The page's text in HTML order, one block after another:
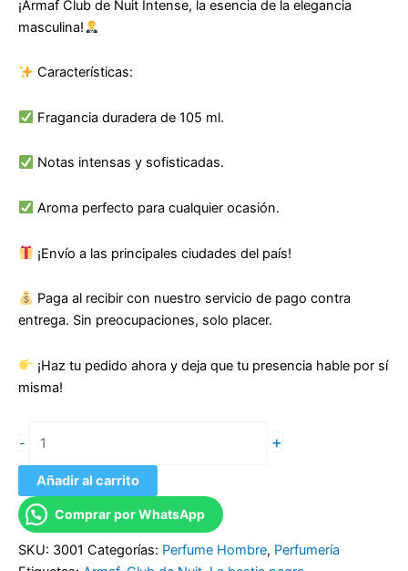
¡Armaf Club de Nuit Intense, la esencia de la elegancia
masculina!
Características:
Fragancia duradera de 105 ml.
Notas intensas y sofisticadas.
Aroma perfecto para cualquier ocasión.
¡Envío a las principales ciudades del país!
Paga al recibir con nuestro servicio de pago contra
entrega. Sin preocupaciones, solo placer.
¡Haz tu pedido ahora y deja que tu presencia hable por sí
misma!
- +
Añadir al carrito
Comprar por WhatsApp
SKU: 3001 Categorías: Perfume Hombre, Perfumería